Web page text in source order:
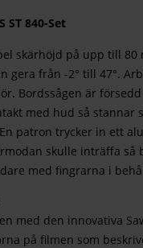
ST 840-Set
skärhöjd på upp till
gera från -2° till 47°.
Bordssågen är
med hud så stannar
patron trycker in ett
skulle inträffa så
med fingrarna i
med den innovativa
på filmen som